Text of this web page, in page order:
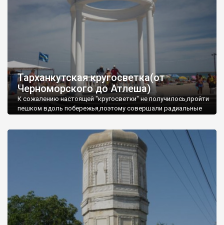
Тарханкутская кругосветка(от
Черноморского до Атлеша)
К сожалению настоящей "кругосветки" не получилось,пройти
пешком вдоль побережья,поэтому совершали радиальные